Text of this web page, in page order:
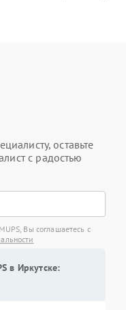
оставьте
с радостью
Вы соглашаетесь с
в Иркутске: